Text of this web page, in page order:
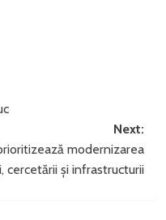
Next:
modernizarea
cercetării și infrastructurii